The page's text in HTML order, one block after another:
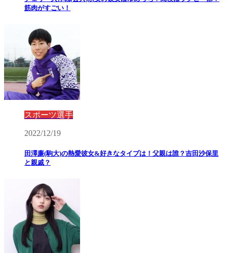
筋肉がすごい！
スポーツ選手
2022/12/19
田澤廉(駒大)の熱愛彼女&好きなタイプは！父親は誰？吉田沙保里
と親戚？